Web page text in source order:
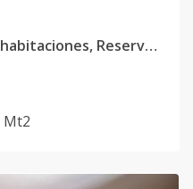
Venta de Apartamento 2 habitaciones, Reserva Real, Punta Cana
Mt2